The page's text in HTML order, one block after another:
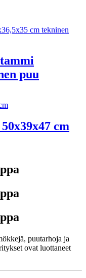
puu
cm
puutarhoja ja
ovat luottaneet